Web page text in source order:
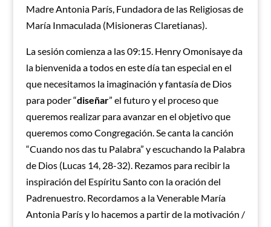
Madre Antonia París, Fundadora de las Religiosas de
María Inmaculada (Misioneras Claretianas).
La sesión comienza a las 09:15. Henry Omonisaye da
la bienvenida a todos en este día tan especial en el
que necesitamos la imaginación y fantasía de Dios
para poder “diseñar” el futuro y el proceso que
queremos realizar para avanzar en el objetivo que
queremos como Congregación. Se canta la canción
“Cuando nos das tu Palabra” y escuchando la Palabra
de Dios (Lucas 14, 28-32). Rezamos para recibir la
inspiración del Espíritu Santo con la oración del
Padrenuestro. Recordamos a la Venerable María
Antonia París y lo hacemos a partir de la motivación /